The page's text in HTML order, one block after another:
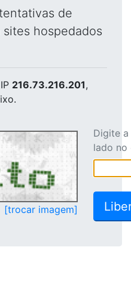
de
hospedados
216.73.216.201,
[trocar imagem]
Digite
lado no